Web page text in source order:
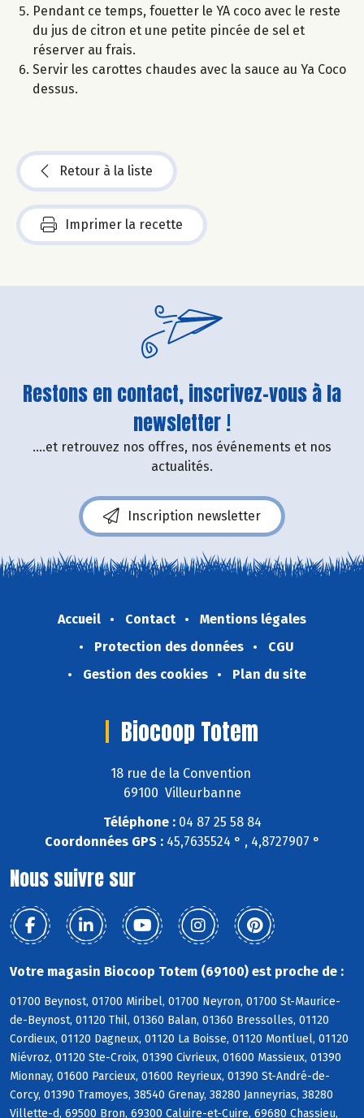
Pendant ce temps, fouetter le YA coco avec le reste
du jus de citron et une petite pincée de sel et
réserver au frais.
Servir les carottes chaudes avec la sauce au Ya Coco
dessus.
Retour à la liste
Imprimer la recette
Restons en contact, inscrivez-vous à la
newsletter !
....et retrouvez nos offres, nos événements et nos
actualités.
Inscription newsletter
Accueil Contact
Mentions légales
Protection des données
CGU
Gestion des cookies
Plan du site
Biocoop Totem
18 rue de la Convention
69100 Villeurbanne
Téléphone :04 87 25 58 84
Coordonnées GPS :45,7635524 ° , 4,8727907 °
Nous suivre sur
Votre magasin Biocoop Totem (69100) est proche de :
01700 Beynost, 01700 Miribel, 01700 Neyron, 01700 St-Maurice-
de-Beynost, 01120 Thil, 01360 Balan, 01360 Bressolles, 01120
Cordieux, 01120 Dagneux, 01120 La Boisse, 01120 Montluel, 01120
Niévroz, 01120 Ste-Croix, 01390 Civrieux, 01600 Massieux, 01390
Mionnay, 01600 Parcieux, 01600 Reyrieux, 01390 St-André-de-
Corcy, 01390 Tramoyes, 38540 Grenay, 38280 Janneyrias, 38280
Villette-d, 69500 Bron, 69300 Caluire-et-Cuire, 69680 Chassieu,